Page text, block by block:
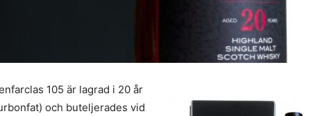
105 är lagrad i 20 år
och buteljerades vid